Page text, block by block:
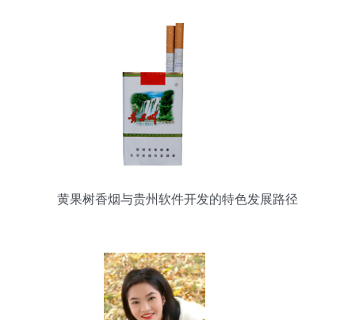
黄果树香烟与贵州软件开发的特色发展路径